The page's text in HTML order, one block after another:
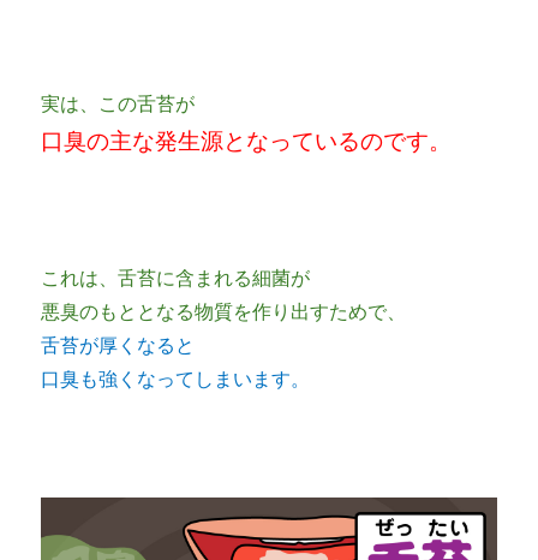
実は、この舌苔が
口臭の主な発生源となっているのです。
これは、舌苔に含まれる細菌が
悪臭のもととなる物質を作り出すためで、
舌苔が厚くなると
口臭も強くなってしまいます。